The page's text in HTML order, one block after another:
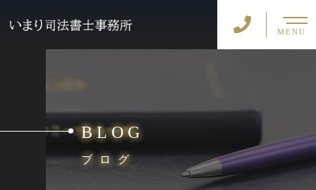
MENU
BLOG
ブログ